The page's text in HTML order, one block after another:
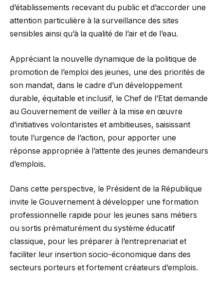
d’établissements recevant du public et d’accorder une
attention particulière à la surveillance des sites
sensibles ainsi qu’à la qualité de l’air et de l’eau.
Appréciant la nouvelle dynamique de la politique de
promotion de l’emploi des jeunes, une des priorités de
son mandat, dans le cadre d’un développement
durable, équitable et inclusif, le Chef de l’Etat demande
au Gouvernement de veiller à la mise en œuvre
d’initiatives volontaristes et ambitieuses, saisissant
toute l’urgence de l’action, pour apporter une
réponse appropriée à l’attente des jeunes demandeurs
d’emplois.
Dans cette perspective, le Président de la République
invite le Gouvernement à développer une formation
professionnelle rapide pour les jeunes sans métiers
ou sortis prématurément du système éducatif
classique, pour les préparer à l’entreprenariat et
faciliter leur insertion socio-économique dans des
secteurs porteurs et fortement créateurs d’emplois.